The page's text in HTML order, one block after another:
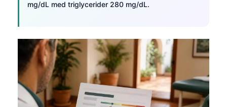
mg/dL med triglycerider 280 mg/dL.